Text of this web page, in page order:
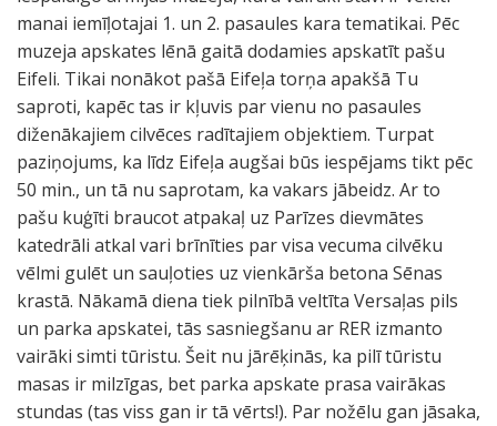
manai iemīļotajai 1. un 2. pasaules kara tematikai. Pēc
muzeja apskates lēnā gaitā dodamies apskatīt pašu
Eifeli. Tikai nonākot pašā Eifeļa torņa apakšā Tu
saproti, kapēc tas ir kļuvis par vienu no pasaules
diženākajiem cilvēces radītajiem objektiem. Turpat
paziņojums, ka līdz Eifeļa augšai būs iespējams tikt pēc
50 min., un tā nu saprotam, ka vakars jābeidz. Ar to
pašu kuģīti braucot atpakaļ uz Parīzes dievmātes
katedrāli atkal vari brīnīties par visa vecuma cilvēku
vēlmi gulēt un sauļoties uz vienkārša betona Sēnas
krastā. Nākamā diena tiek pilnībā veltīta Versaļas pils
un parka apskatei, tās sasniegšanu ar RER izmanto
vairāki simti tūristu. Šeit nu jārēķinās, ka pilī tūristu
masas ir milzīgas, bet parka apskate prasa vairākas
stundas (tas viss gan ir tā vērts!). Par nožēlu gan jāsaka,